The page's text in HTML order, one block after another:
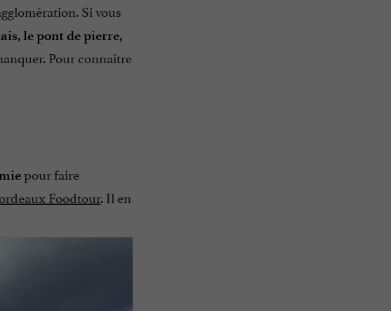
Si vous
le pont de pierre,
Pour connaître
pour faire
Foodtour. Il en